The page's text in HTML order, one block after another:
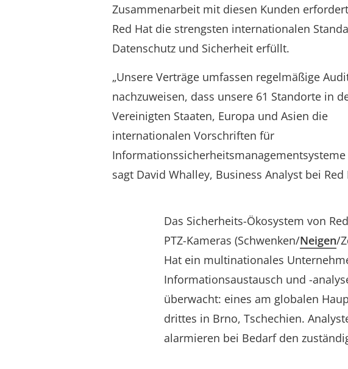
Zusammenarbeit mit diesen Kunden
Red Hat die strengsten internationalen
Datenschutz und Sicherheit erfüllt.
„Unsere Verträge umfassen regelmäßige
nachzuweisen, dass unsere 61 Standorte in
Vereinigten Staaten, Europa und Asien die
internationalen Vorschriften für
Informationssicherheitsmanagementsysteme
sagt David Whalley, Business Analyst bei Red
Das Sicherheits-Ökosystem von
PTZ-Kameras (Schwenken/Neigen/
Hat ein multinationales
Informationsaustausch und -
überwacht: eines am globalen
drittes in Brno, Tschechien.
alarmieren bei Bedarf den